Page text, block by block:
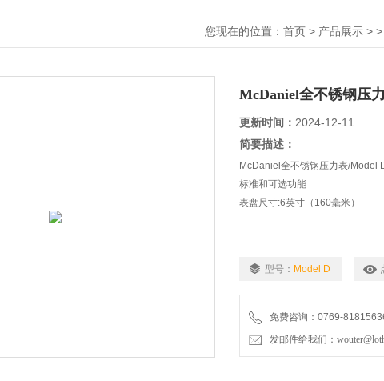
您现在的位置： 首页 > 产品展示 > >
McDaniel全不锈钢压
更新时间： 2024-12-11
简要描述：
McDaniel全不锈钢压力表/Model
标准和可选功能
表盘尺寸:6英寸（160毫米）
型号： Model D
免费咨询：0769-
发邮件给我们：